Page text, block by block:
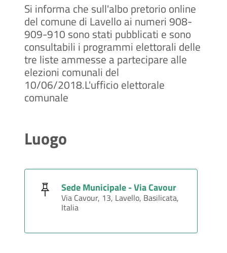
Si informa che sull'albo pretorio online
del comune di Lavello ai numeri 908-
909-910 sono stati pubblicati e sono
consultabili i programmi elettorali delle
tre liste ammesse a partecipare alle
elezioni comunali del
10/06/2018.L'ufficio elettorale
comunale
Luogo
Sede Municipale - Via Cavour
Via Cavour, 13, Lavello, Basilicata,
Italia